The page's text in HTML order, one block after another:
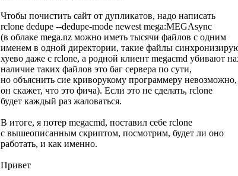
Чтобы почистить сайт от дупликатов, надо написать
rclone dedupe --dedupe-mode newest mega:MEGAsync
(в облаке mega.nz можно иметь тысячи файлов с одним
именем в одной директории, такие файлы
хуево даже с rclone, а родной клиент megacmd убивают
наличие таких файлов это баг сервера по сути,
но объяснить сие криворукому программеру невозможно,
он скажет, что это фича). Если это не сделать, rclone
будет каждый раз жаловаться.
В итоге, я потер megacmd, поставил себе rclone
с вышеописанным скриптом, посмотрим, будет ли оно
работать, и как именно.
Привет